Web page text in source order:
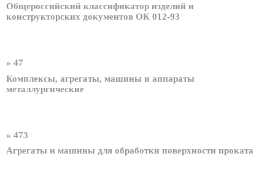
Общероссийский классификатор изделий и
конструкторских документов ОК 012-93
» 47
Комплексы, агрегаты, машины и аппараты
металлургические
» 473
Агрегаты и машины для обработки поверхности проката